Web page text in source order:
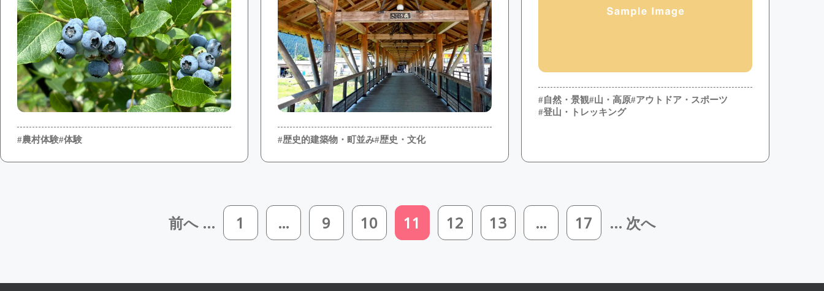
#農村体験#体験 #歴史的建築物・町並み#歴史・文化
#自然・景観#山・高原#アウトドア・スポーツ
#登山・トレッキング
前へ ... 1 … 9 10 11 12 13 … 17 ... 次へ